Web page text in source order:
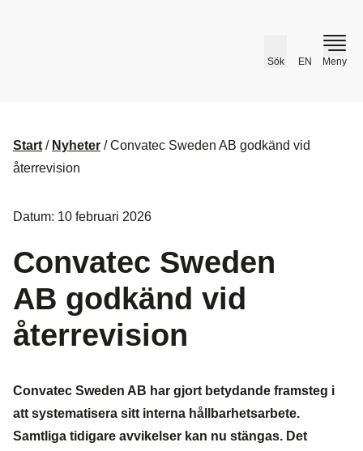
Sök EN Meny
Start / Nyheter /Convatec Sweden AB godkänd vid
återrevision
Datum: 10 februari 2026
Convatec Sweden
AB godkänd vid
återrevision
Convatec Sweden AB har gjort betydande framsteg i
att systematisera sitt interna hållbarhetsarbete.
Samtliga tidigare avvikelser kan nu stängas. Det